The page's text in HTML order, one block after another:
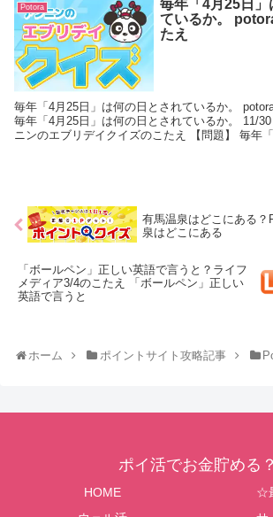
Potora
毎年「4月25日」
ているか。
たえ
毎年「4月25日」は何の日とされているか。
毎年「4月25日」は何の日とされているか。 11/
ニンのエブリデイクイズのこたえ 【問題】 毎年
有馬温泉はどこにある
泉はどこにある
「ボールペン」正しい英語で言うと？ライフ
メディア3/4のこたえ 「ボールペン」正しい
英語で言うと
ホーム ポイントサイト攻略記事
ポイ活でお金貯める？
HOME
☆